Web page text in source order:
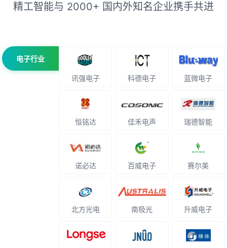
精工智能与 2000+ 国内外知名企业携手共进
电子行业
讯强电子 科德电子 蓝微电子
恒铭达 佳禾电声 瑞德智能
诺必达 百威电子 赛尔美
北方光电 南极光 升威电子